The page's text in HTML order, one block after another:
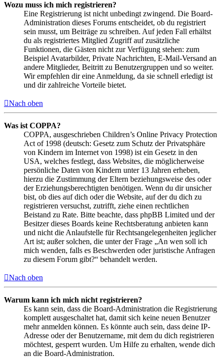
Wozu muss ich mich registrieren?
Eine Registrierung ist nicht unbedingt zwingend. Die Board-
Administration dieses Forums entscheidet, ob du registriert
sein musst, um Beiträge zu schreiben. Auf jeden Fall erhältst
du als registriertes Mitglied Zugriff auf zusätzliche
Funktionen, die Gästen nicht zur Verfügung stehen: zum
Beispiel Avatarbilder, Private Nachrichten, E-Mail-Versand an
andere Mitglieder, Beitritt zu Benutzergruppen und so weiter.
Wir empfehlen dir eine Anmeldung, da sie schnell erledigt ist
und dir zahlreiche Vorteile bietet.
Nach oben
Was ist COPPA?
COPPA, ausgeschrieben Children’s Online Privacy Protection
Act of 1998 (deutsch: Gesetz zum Schutz der Privatsphäre
von Kindern im Internet von 1998) ist ein Gesetz in den
USA, welches festlegt, dass Websites, die möglicherweise
persönliche Daten von Kindern unter 13 Jahren erheben,
hierzu die Zustimmung der Eltern beziehungsweise des oder
der Erziehungsberechtigten benötigen. Wenn du dir unsicher
bist, ob dies auf dich oder die Website, auf der du dich zu
registrieren versuchst, zutrifft, ziehe einen rechtlichen
Beistand zu Rate. Bitte beachte, dass phpBB Limited und der
Besitzer dieses Boards keine Rechtsberatung anbieten kann
und nicht die Anlaufstelle für Rechtsangelegenheiten jeglicher
Art ist; außer solchen, die unter der Frage „An wen soll ich
mich wenden, falls es Beschwerden oder juristische Anfragen
zu diesem Forum gibt?“ behandelt werden.
Nach oben
Warum kann ich mich nicht registrieren?
Es kann sein, dass die Board-Administration die Registrierung
komplett ausgeschaltet hat, damit sich keine neuen Benutzer
mehr anmelden können. Es könnte auch sein, dass deine IP-
Adresse oder der Benutzername, mit dem du dich registrieren
möchtest, gesperrt wurden. Um Hilfe zu erhalten, wende dich
an die Board-Administration.